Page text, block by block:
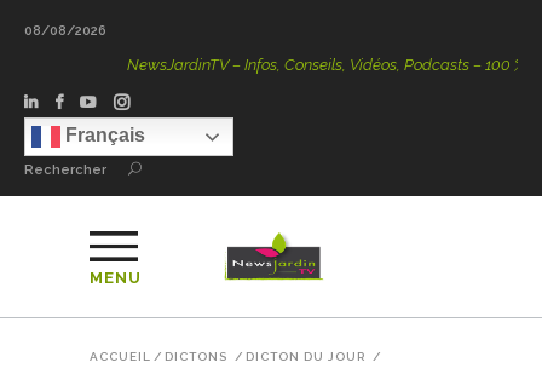
08/08/2026
NewsJardinTV – Infos, Conseils, Vidéos, Podcasts – 100 %
Français
Rechercher
MENU
ACCUEIL / DICTONS / DICTON DU JOUR /